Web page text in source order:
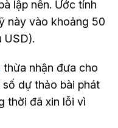
lập nên. Ước tính
này vào khoảng 50
USD).
thừa nhận đưa cho
dự thảo bài phát
thời đã xin lỗi vì